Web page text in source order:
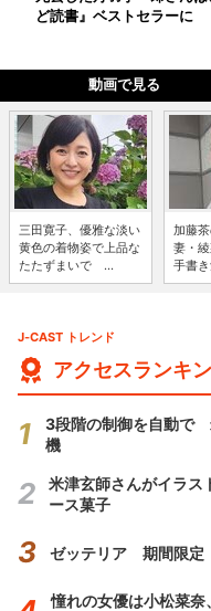
ど読書』ベストセラーに
動画で見る
三田寛子、優雅な淡い
黄色の着物姿で上品な
たたずまいで ...
加藤
妻・綾
手書
J-CAST トレンド
アクセスランキ
3段階の制御を自動で
機
米津玄師さんがイラス
ース菓子
ゼッテリア 期間限定
憧れの女優は小松菜